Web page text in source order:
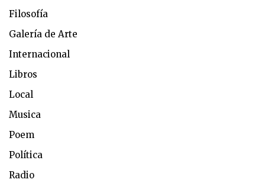
Filosofía
Galería de Arte
Internacional
Libros
Local
Musica
Poem
Política
Radio